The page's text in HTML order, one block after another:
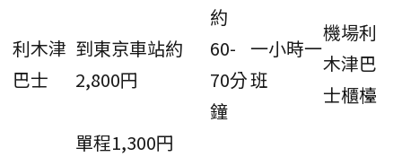
利木津
巴士
到東京車站約
2,800円
約
60-
70分
鐘
一小時一
班
機場利
木津巴
士櫃檯
單程1,300円